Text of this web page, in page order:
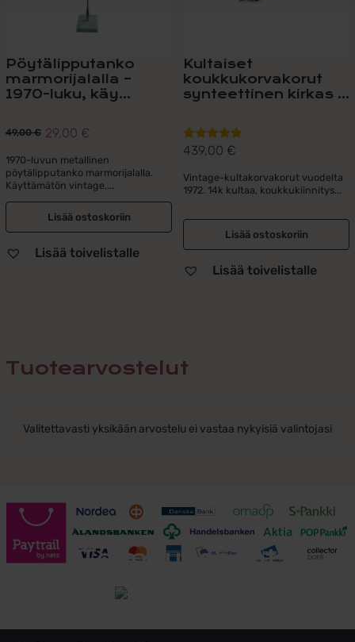
Pöytälipputanko
marmorijalalla –
1970-luku, käy...
49,00€
Alkuperäinen
hinta
oli:
49,00 €.
29,00 €
Nykyinen
hinta
on:
29,00 €.
1970-luvun metallinen
pöytälipputanko marmorijalalla.
Käyttämätön vintage,...
Lisää ostoskoriin
Lisää toivelistalle
Kultaiset
koukkukorvakorut
synteettinen kirkas ...
Arvostelu
5.00/ 5
439,00 €
Vintage-kultakorvakorut vuodelta
1972. 14k kultaa, koukkukiinnitys...
Lisää ostoskoriin
Lisää toivelistalle
Tuotearvostelut
Valitettavasti yksikään arvostelu ei vastaa nykyisiä valintojasi
Toimitusehdot